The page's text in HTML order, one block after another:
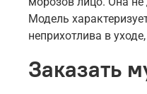
Модель
неприхотлива в
Заказать